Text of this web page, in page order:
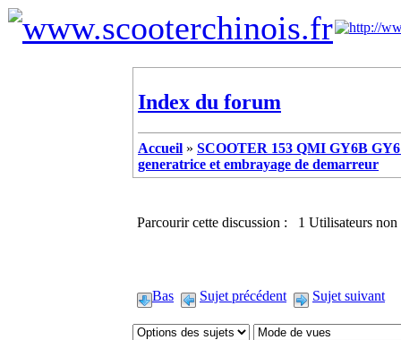
Index du forum
Accueil » SCOOTER 153 QMI GY6B
generatrice et embrayage de demarreur
Parcourir cette discussion : 1 Utilisateurs non
Bas Sujet précédent Sujet suivant